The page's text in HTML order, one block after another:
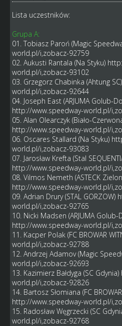
Lista uczestników:
Grupa A:
01. Tobiasz Paroń (Magic
world.pl/i,zobacz-92759
02. Aukusti Rantala (Na Styku)
world.pl/i,zobacz-93102
03. Grzegorz Chabinka (Ahtung SC)
world.pl/i,zobacz-92644
04. Joseph East (ARJUMA Golub-
http://www.speedway-world.pl/
05. Alan Olearczyk (Biało-
http://www.speedway-world.pl/
06. Oscares Stallard (Na Styku)
world.pl/i,zobacz-93083
07. Jarosław Krefta (Stal
http://www.speedway-world.pl/
08. Vilmos Nemeth (ASTECK
http://www.speedway-world.pl/
09. Adrian Drury (STAL GORZOW)
world.pl/i,zobacz-92765
10. Nicki Madsen (ARJUMA Golub-
http://www.speedway-world.pl/
11. Kacper Polak (FC BROWAR
world.pl/i,zobacz-92788
12. Andrzej Adamov (Magic
world.pl/i,zobacz-92693
13. Kazimierz Bałdyga (SC Gdynia)
world.pl/i,zobacz-92826
14. Bartosz Słomiana (FC
http://www.speedway-world.pl/
15. Radosław Węgrzecki (SC
world.pl/i,zobacz-92768